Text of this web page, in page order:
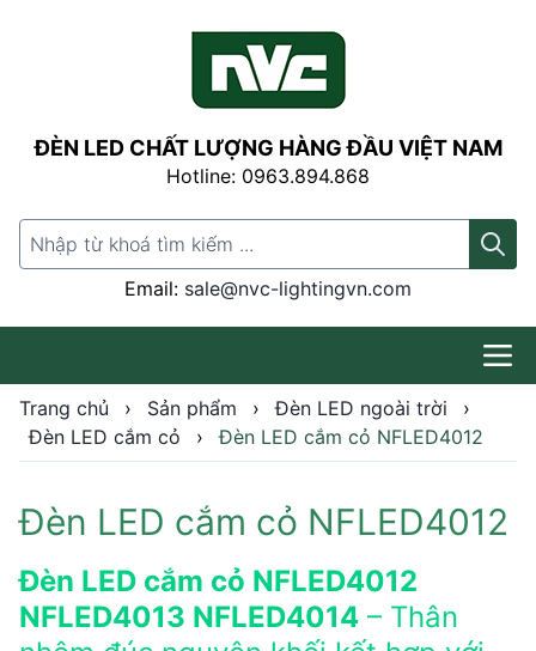
ĐÈN LED CHẤT LƯỢNG HÀNG ĐẦU VIỆT NAM
Hotline: 0963.894.868
Search for:
Email: sale@nvc-lightingvn.com
Trang chủ › Sản phẩm › Đèn LED ngoài trời
›
Đèn LED cắm cỏ
› Đèn LED cắm cỏ NFLED4012
Đèn LED cắm cỏ NFLED4012
Đèn LED cắm cỏ NFLED4012
NFLED4013 NFLED4014 – Thân